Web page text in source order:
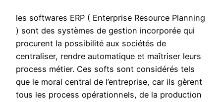
les softwares ERP ( Enterprise Resource Planning
) sont des systèmes de gestion incorporée qui
procurent la possibilité aux sociétés de
centraliser, rendre automatique et maîtriser leurs
process métier. Ces softs sont considérés tels
que le moral central de l’entreprise, car ils gèrent
tous les process opérationnels, de la production